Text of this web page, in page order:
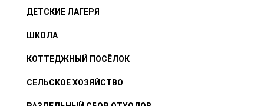
ДЕТСКИЕ ЛАГЕРЯ
ШКОЛА
КОТТЕДЖНЫЙ ПОСЁЛОК
СЕЛЬСКОЕ ХОЗЯЙСТВО